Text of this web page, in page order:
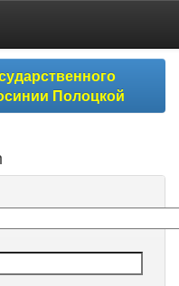
Полоцкой